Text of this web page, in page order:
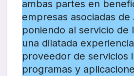
ambas partes en
empresas asociadas de
poniendo al servicio de
una dilatada
proveedor de servicios
programas y